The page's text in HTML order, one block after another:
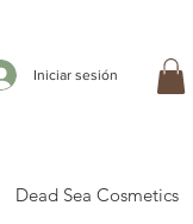
Iniciar sesión
Dead Sea Cosmetics